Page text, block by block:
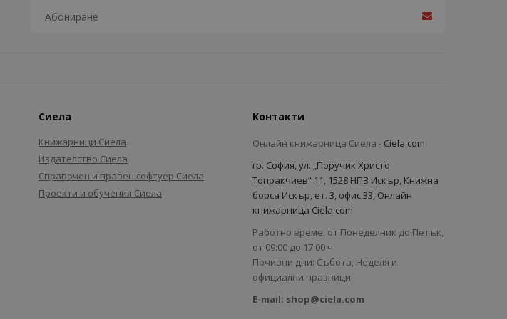
Сиела
Книжарници Сиела
Издателство Сиела
Справочен и правен софтуер Сиела
Проекти и обучения Сиела
Контакти
Онлайн книжарница Сиела - Ciela.com
гр. София, ул. „Поручик Христо
Топракчиев“ 11, 1528 НПЗ Искър, Книжна
борса Искър, ет. 3, офис 33, Онлайн
книжарница Ciela.com
Работно време: от Понеделник до Петък,
от 09:00 до 17:00 ч.
Почивни дни: Събота, Неделя и
официални празници.
E-mail: shop@ciela.com